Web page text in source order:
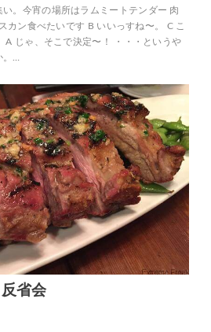
。今宵の場所はラムミートテンダー 肉
カン食べたいです B いいっすね〜。 C こ
A じゃ、そこで決定〜！ ・・・というや
…
省会